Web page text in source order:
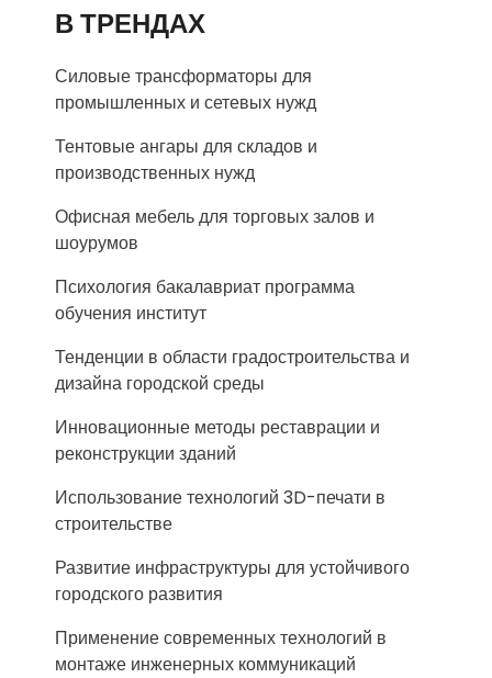
В ТРЕНДАХ
Силовые трансформаторы для
промышленных и сетевых нужд
Тентовые ангары для складов и
производственных нужд
Офисная мебель для торговых залов и
шоурумов
Психология бакалавриат программа
обучения институт
Тенденции в области градостроительства и
дизайна городской среды
Инновационные методы реставрации и
реконструкции зданий
Использование технологий 3D-печати в
строительстве
Развитие инфраструктуры для устойчивого
городского развития
Применение современных технологий в
монтаже инженерных коммуникаций